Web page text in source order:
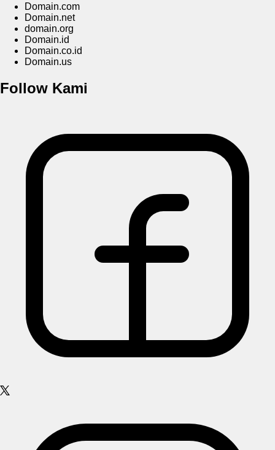
Domain.com
Domain.net
domain.org
Domain.id
Domain.co.id
Domain.us
Follow Kami